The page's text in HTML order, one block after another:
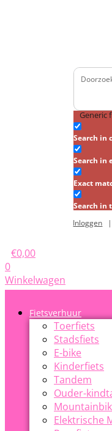
Generic
Search in
Search in
Exact
Search in
Inloggen
|
€0,00
0
Winkelwagen
Fietsverhuur
Toerfiets
Stadsfiets
E-bike
Kinderfiets
Tandem
Ouder-
Elektrische